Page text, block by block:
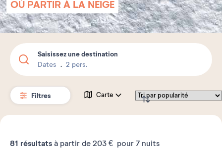
OÙ PARTIR À LA NEIGE
Saisissez une destination
Dates 2 pers.
Filtres Carte
81 résultats à partir de 203 € pour 7 nuits